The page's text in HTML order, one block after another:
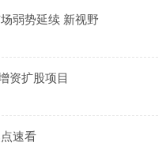
弱势延续 新视野
资扩股项目
速看